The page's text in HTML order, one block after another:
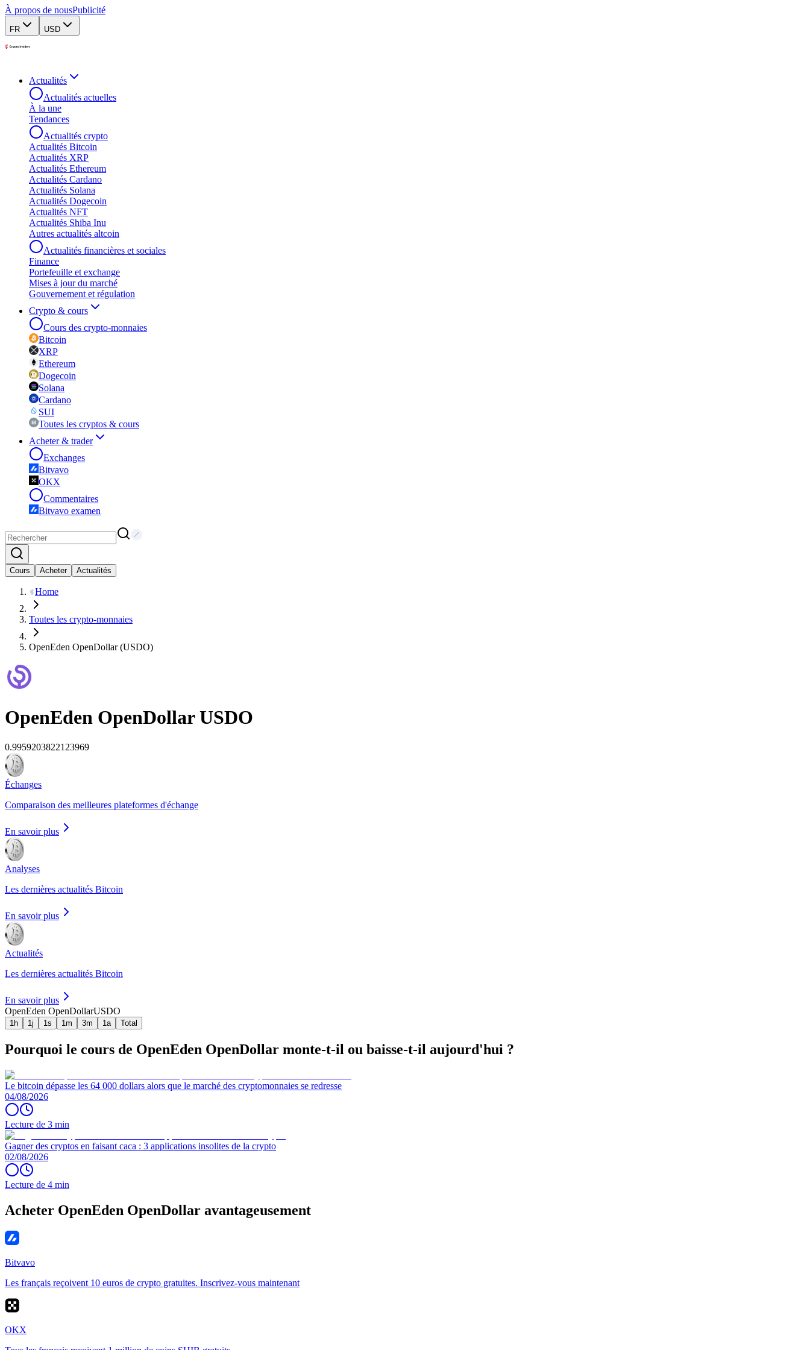
À propos de nousPublicité
FR USD
Actualités
Actualités actuelles
À la une
Tendances
Actualités crypto
Actualités Bitcoin
Actualités XRP
Actualités Ethereum
Actualités Cardano
Actualités Solana
Actualités Dogecoin
Actualités NFT
Actualités Shiba Inu
Autres actualités altcoin
Actualités financières et sociales
Finance
Portefeuille et exchange
Mises à jour du marché
Gouvernement et régulation
Crypto & cours
Cours des crypto-monnaies
Bitcoin
XRP
Ethereum
Dogecoin
Solana
Cardano
SUI
Toutes les cryptos & cours
Acheter & trader
Exchanges
Bitvavo
OKX
Commentaires
Bitvavo examen
Cours Acheter Actualités
Home
Toutes les crypto-monnaies
OpenEden OpenDollar (USDO)
OpenEden OpenDollar USDO
0.9959203822123969
Échanges
Comparaison des meilleures plateformes d'échange
En savoir plus
Analyses
Les dernières actualités Bitcoin
En savoir plus
Actualités
Les dernières actualités Bitcoin
En savoir plus
OpenEden OpenDollarUSDO
1h 1j 1s 1m 3m 1a Total
Pourquoi le cours de OpenEden OpenDollar monte-t-il ou baisse-t-il aujourd'hui ?
Le bitcoin dépasse les 64 000 dollars alors que le marché des cryptomonnaies se redresse
04/08/2026
Lecture de 3 min
Gagner des cryptos en faisant caca : 3 applications insolites de la crypto
02/08/2026
Lecture de 4 min
Acheter OpenEden OpenDollar avantageusement
Bitvavo
Les français reçoivent 10 euros de crypto gratuites. Inscrivez-vous maintenant
OKX